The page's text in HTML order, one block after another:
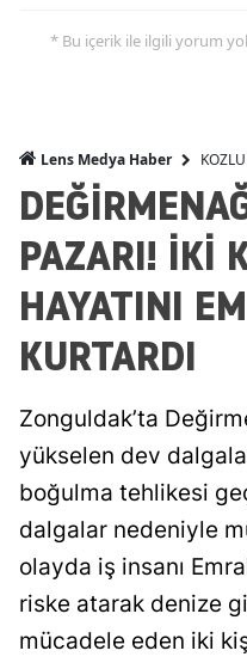
* Bu içerik ile ilgili yorum
Lens Medya Haber KOZLU
PAZARI! İKİ
HAYATINI
KURTARDI
Zonguldak’ta
yükselen dev
boğulma tehlikesi
dalgalar nedeniyle
olayda iş insanı
riske atarak denize
mücadele eden iki